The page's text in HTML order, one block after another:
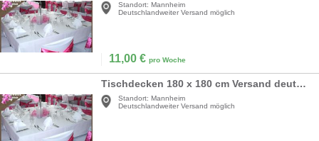
Standort: Mannheim
Deutschlandweiter Versand möglich
11,00 € pro Woche
Tischdecken 180 x 180 cm Versand deutschlandweit
Standort: Mannheim
Deutschlandweiter Versand möglich